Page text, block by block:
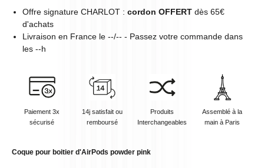
Offre signature CHARLOT : cordon OFFERT dès 65€
d'achats
Livraison en France le --/-- - Passez votre commande dans
les --h
Paiement 3x
sécurisé
14j satisfait ou
remboursé
Produits
Interchangeables
Assemblé à la
main à Paris
Coque pour boitier d'AirPods powder pink